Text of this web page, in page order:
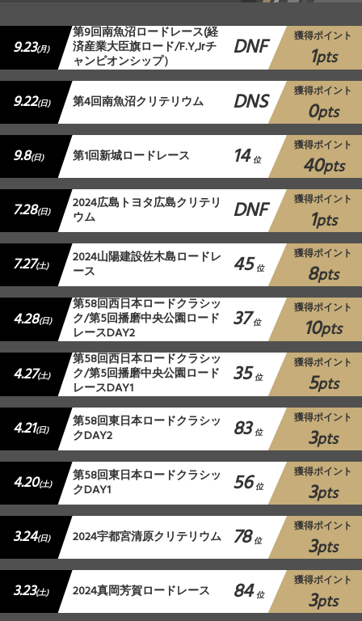
9.23(月)
第9回南魚沼ロードレース(経
済産業大臣旗ロード/F.Y,Jrチ
ャンピオンシップ） DNF 獲得ポイント
1pts
9.22(日) 第4回南魚沼クリテリウム DNS 獲得ポイント
0pts
9.8(日) 第1回新城ロードレース 14 位
獲得ポイント
40pts
7.28(日) 2024広島トヨタ広島クリテリ
ウム DNF 獲得ポイント
1pts
7.27(土) 2024山陽建設佐木島ロードレ
ース 45 位
獲得ポイント
8pts
4.28(日)
第58回西日本ロードクラシッ
ク/第5回播磨中央公園ロード
レースDAY2 37 位
獲得ポイント
10pts
4.27(土)
第58回西日本ロードクラシッ
ク/第5回播磨中央公園ロード
レースDAY1 35 位
獲得ポイント
5pts
4.21(日) 第58回東日本ロードクラシッ
クDAY2 83 位
獲得ポイント
3pts
4.20(土) 第58回東日本ロードクラシッ
クDAY1 56 位
獲得ポイント
3pts
3.24(日) 2024宇都宮清原クリテリウム 78 位
獲得ポイント
3pts
3.23(土) 2024真岡芳賀ロードレース 84 位
獲得ポイント
3pts